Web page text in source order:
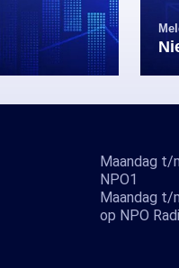
Maandag t/
NPO1
Maandag t/
op NPO